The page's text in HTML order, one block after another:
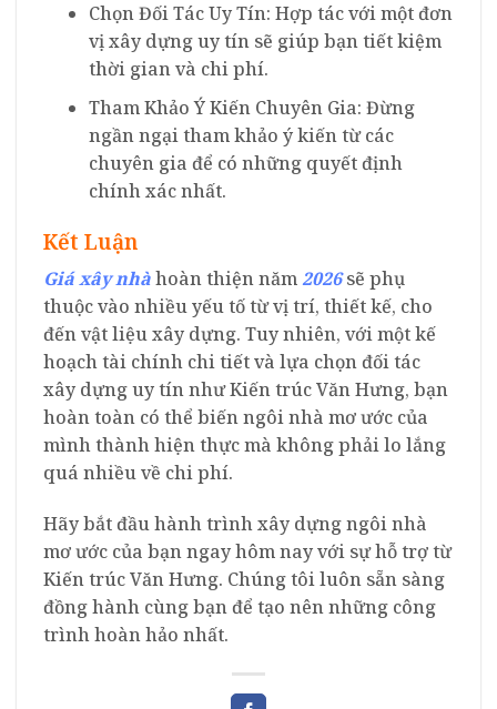
Chọn Đối Tác Uy Tín: Hợp tác với một đơn
vị xây dựng uy tín sẽ giúp bạn tiết kiệm
thời gian và chi phí.
Tham Khảo Ý Kiến Chuyên Gia: Đừng
ngần ngại tham khảo ý kiến từ các
chuyên gia để có những quyết định
chính xác nhất.
Kết Luận
Giá xây nhàhoàn thiện năm2026sẽ phụ
thuộc vào nhiều yếu tố từ vị trí, thiết kế, cho
đến vật liệu xây dựng. Tuy nhiên, với một kế
hoạch tài chính chi tiết và lựa chọn đối tác
xây dựng uy tín như Kiến trúc Văn Hưng, bạn
hoàn toàn có thể biến ngôi nhà mơ ước của
mình thành hiện thực mà không phải lo lắng
quá nhiều về chi phí.
Hãy bắt đầu hành trình xây dựng ngôi nhà
mơ ước của bạn ngay hôm nay với sự hỗ trợ từ
Kiến trúc Văn Hưng. Chúng tôi luôn sẵn sàng
đồng hành cùng bạn để tạo nên những công
trình hoàn hảo nhất.